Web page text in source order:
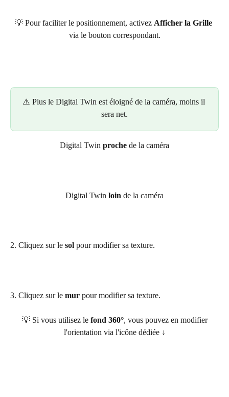
💡 Pour faciliter le positionnement, activez Afficher la Grille
via le bouton correspondant.
⚠️ Plus le Digital Twin est éloigné de la caméra, moins il
sera net.
Digital Twin proche de la caméra
Digital Twin loin de la caméra
2. Cliquez sur le sol pour modifier sa texture.
3. Cliquez sur le mur pour modifier sa texture.
💡 Si vous utilisez le fond 360°, vous pouvez en modifier
l'orientation via l'icône dédiée ↓